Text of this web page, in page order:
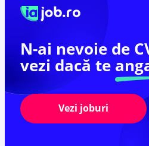
N-ai nevoie de
vezi dacă te
Vezi joburi